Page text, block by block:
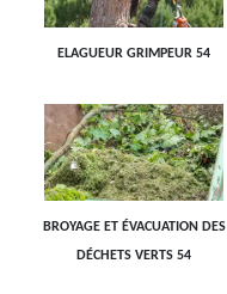
ELAGUEUR GRIMPEUR 54
BROYAGE ET ÉVACUATION DES
DÉCHETS VERTS 54